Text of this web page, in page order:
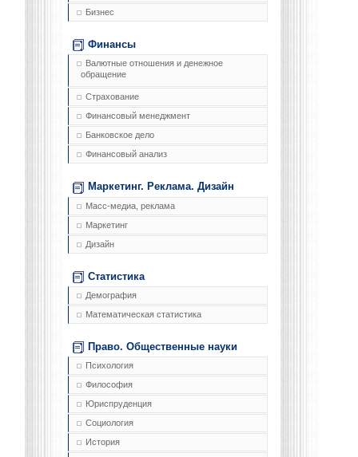
Бизнес
Финансы
Валютные отношения и денежное
обращение
Страхование
Финансовый менеджмент
Банковское дело
Финансовый анализ
Маркетинг. Реклама. Дизайн
Масс-медиа, реклама
Маркетинг
Дизайн
Статистика
Демография
Математическая статистика
Право. Общественные науки
Психология
Философия
Юриспруденция
Социология
История